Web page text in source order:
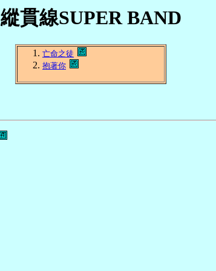
縱貫線SUPER BAND
亡命之徒
抱著你